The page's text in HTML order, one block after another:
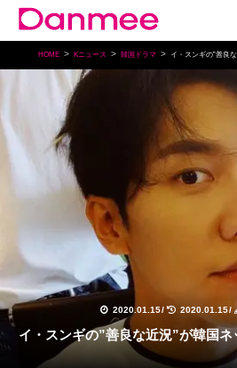
HOME Kニュース 韓国ドラマ イ・スンギの”善良
2020.01.15/ 2020.01.15/
イ・スンギの”善良な近況”が韓